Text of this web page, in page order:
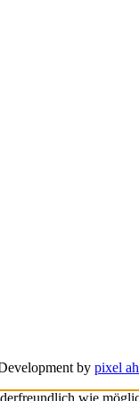
by pixel
wie